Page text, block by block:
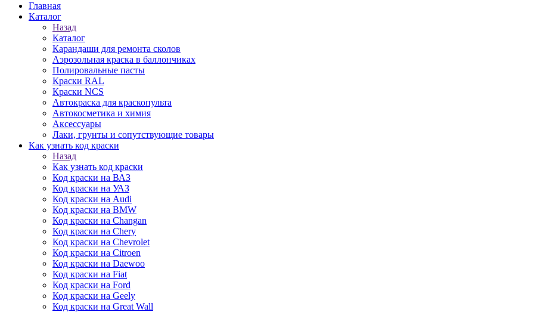
Главная
Каталог
Назад
Каталог
Карандаши для ремонта сколов
Аэрозольная краска в баллончиках
Полировальные пасты
Краски RAL
Краски NCS
Автокраска для краскопульта
Автокосметика и химия
Аксессуары
Лаки, грунты и сопутствующие товары
Как узнать код краски
Назад
Как узнать код краски
Код краски на ВАЗ
Код краски на УАЗ
Код краски на Audi
Код краски на BMW
Код краски на Changan
Код краски на Chery
Код краски на Chevrolet
Код краски на Citroen
Код краски на Daewoo
Код краски на Fiat
Код краски на Ford
Код краски на Geely
Код краски на Great Wall